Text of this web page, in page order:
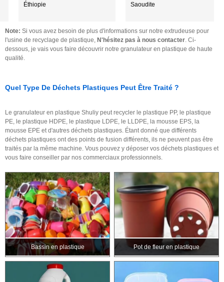
Éthiopie
Saoudite
Note: Si vous avez besoin de plus d'informations sur notre extrudeuse pour
l'usine de recyclage de plastique, N'hésitez pas à nous contacter. Ci-
dessous, je vais vous faire découvrir notre granulateur en plastique de haute
qualité.
Quel Type De Déchets Plastiques Peut Être Traité ?
Le granulateur en plastique Shuliy peut recycler le plastique PP, le plastique
PE, le plastique HDPE, le plastique LDPE, le LLDPE, la mousse EPS, la
mousse EPE et d'autres déchets plastiques. Étant donné que différents
déchets plastiques ont des points de fusion différents, ils ne peuvent pas être
traités par la même machine. Vous pouvez y déposer vos déchets plastiques et
vous faire conseiller par nos commerciaux professionnels.
Bassin en plastique Pot de fleur en plastique